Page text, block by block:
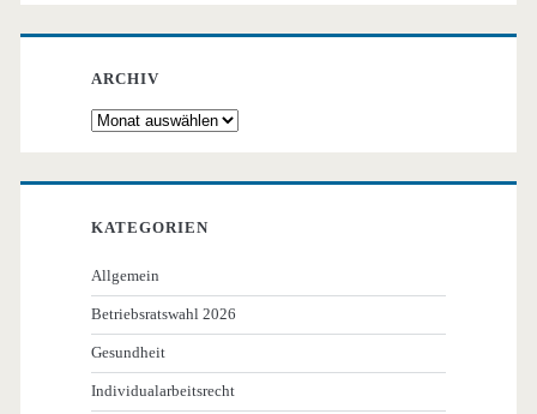
ARCHIV
Archiv
KATEGORIEN
Allgemein
Betriebsratswahl 2026
Gesundheit
Individualarbeitsrecht